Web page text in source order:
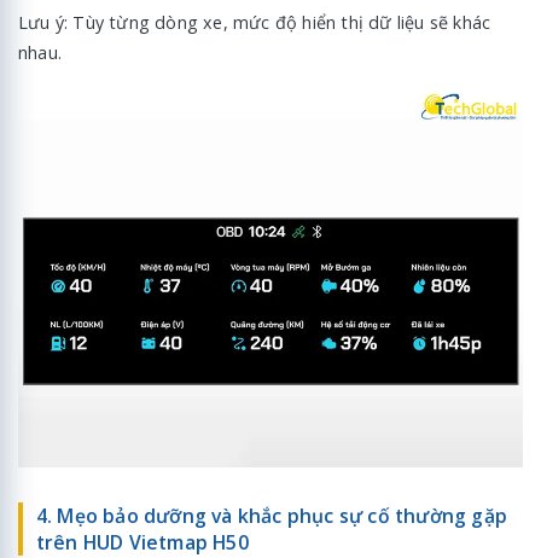
Lưu ý: Tùy từng dòng xe, mức độ hiển thị dữ liệu sẽ khác
nhau.
4. Mẹo bảo dưỡng và khắc phục sự cố thường gặp
trên HUD Vietmap H50